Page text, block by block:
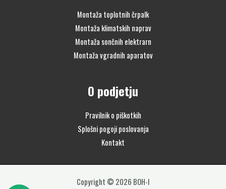
Montaža toplotnih črpalk
Montaža klimatskih naprav
Montaža sončnih elektrarn
Montaža vgradnih aparatov
O podjetju
Pravilnik o piškotkih
Splošni pogoji poslovanja
Kontakt
Copyright © 2026 BOH-I